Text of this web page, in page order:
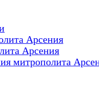
Арсения
Арсения
митрополита